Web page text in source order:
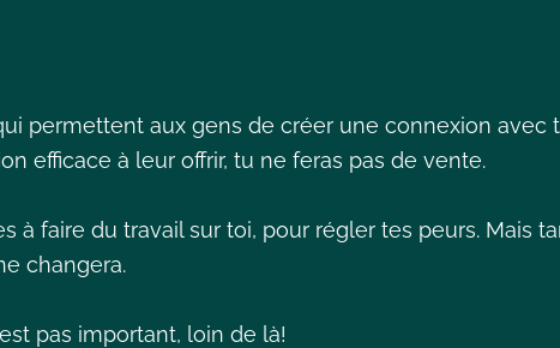
permettent aux gens de créer une connexion avec
efficace à leur offrir, tu ne feras pas de vente.
à faire du travail sur toi, pour régler tes peurs. Mais
changera.
pas important, loin de là!